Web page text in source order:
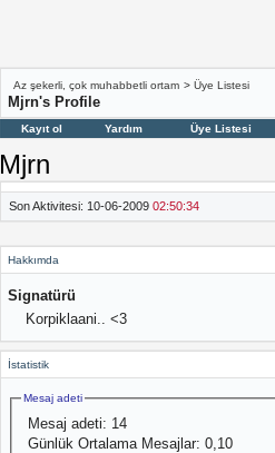
Az şekerli, çok muhabbetli ortam > Üye Listesi
Mjrn's Profile
Kayıt ol Yardım Üye Listesi
Mjrn
Son Aktivitesi: 10-06-2009 02:50:34
Hakkımda
Signatürü
Korpiklaani.. <3
İstatistik
Mesaj adeti
Mesaj adeti: 14
Günlük Ortalama Mesajlar: 0,10